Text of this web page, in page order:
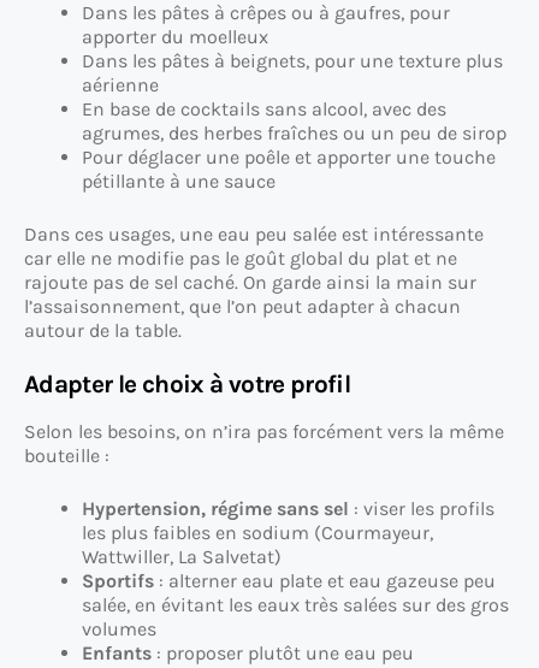
Dans les pâtes à crêpes ou à gaufres, pour
apporter du moelleux
Dans les pâtes à beignets, pour une texture plus
aérienne
En base de cocktails sans alcool, avec des
agrumes, des herbes fraîches ou un peu de sirop
Pour déglacer une poêle et apporter une touche
pétillante à une sauce
Dans ces usages, une eau peu salée est intéressante
car elle ne modifie pas le goût global du plat et ne
rajoute pas de sel caché. On garde ainsi la main sur
l’assaisonnement, que l’on peut adapter à chacun
autour de la table.
Adapter le choix à votre profil
Selon les besoins, on n’ira pas forcément vers la même
bouteille :
Hypertension, régime sans sel : viser les profils
les plus faibles en sodium (Courmayeur,
Wattwiller, La Salvetat)
Sportifs : alterner eau plate et eau gazeuse peu
salée, en évitant les eaux très salées sur des gros
volumes
Enfants : proposer plutôt une eau peu